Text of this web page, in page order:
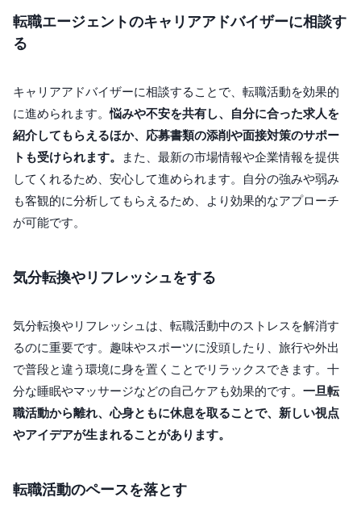
転職エージェントのキャリアアドバイザーに相談す
る
キャリアアドバイザーに相談することで、転職活動を効果的
に進められます。悩みや不安を共有し、自分に合った求人を
紹介してもらえるほか、応募書類の添削や面接対策のサポー
トも受けられます。
また、最新の市場情報や企業情報を提供
してくれるため、安心して進められます。自分の強みや弱み
も客観的に分析してもらえるため、より効果的なアプローチ
が可能です。
気分転換やリフレッシュをする
気分転換やリフレッシュは、転職活動中のストレスを解消す
るのに重要です。趣味やスポーツに没頭したり、旅行や外出
で普段と違う環境に身を置くことでリラックスできます。十
分な睡眠やマッサージなどの自己ケアも効果的です。 一旦転
職活動から離れ、心身ともに休息を取ることで、新しい視点
やアイデアが生まれることがあります。
転職活動のペースを落とす